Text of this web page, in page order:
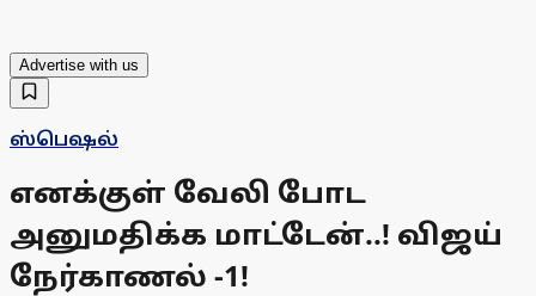
Advertise with us
ஸ்பெஷல்
எனக்குள் வேலி போட
அனுமதிக்க மாட்டேன்..! விஜய்
நேர்காணல் -1!